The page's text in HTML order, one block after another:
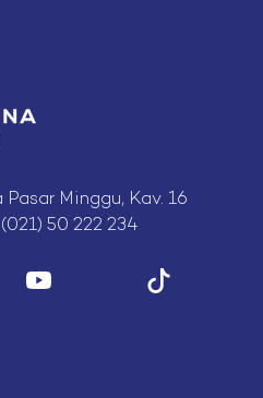
Pasar Minggu, Kav. 16
50 222 234